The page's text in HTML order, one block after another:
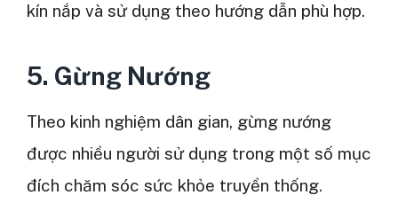
kín nắp và sử dụng theo hướng dẫn phù hợp.
5. Gừng Nướng
Theo kinh nghiệm dân gian, gừng nướng
được nhiều người sử dụng trong một số mục
đích chăm sóc sức khỏe truyền thống.